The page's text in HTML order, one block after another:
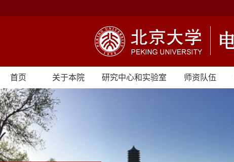
首页 关于本院 研究中心和实验室 师资队伍